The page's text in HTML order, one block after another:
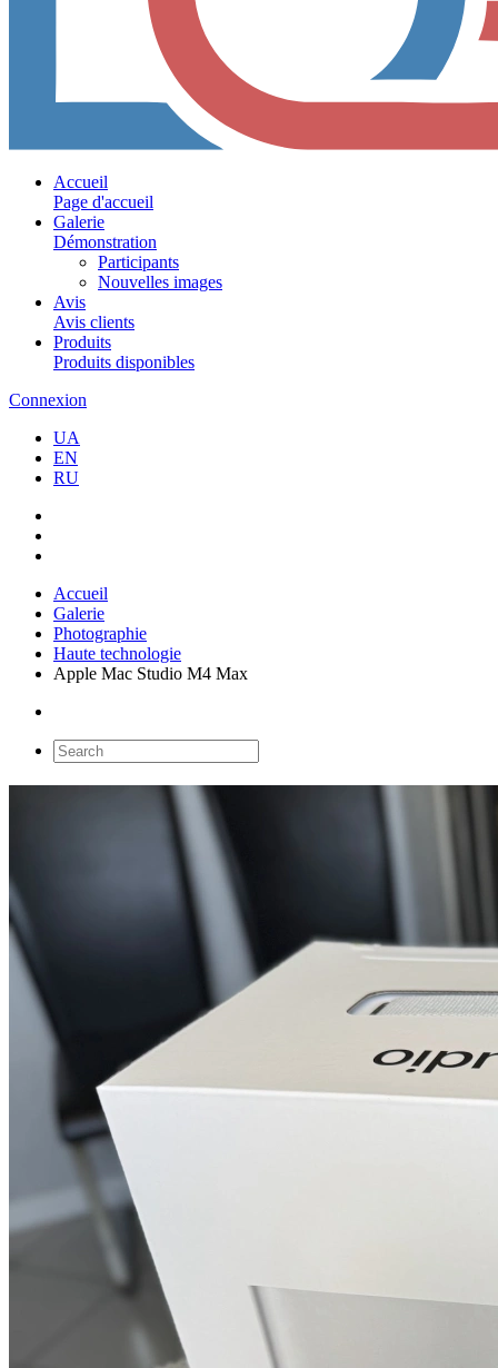
Accueil
Page d'accueil
Galerie
Démonstration
Participants
Nouvelles images
Avis
Avis clients
Produits
Produits disponibles
Connexion
UA
EN
RU
Accueil
Galerie
Photographie
Haute technologie
Apple Mac Studio M4 Max